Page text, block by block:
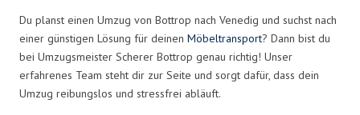
Du planst einen Umzug von Bottrop nach Venedig und suchst nach
einer günstigen Lösung für deinen Möbeltransport? Dann bist du
bei Umzugsmeister Scherer Bottrop genau richtig! Unser
erfahrenes Team steht dir zur Seite und sorgt dafür, dass dein
Umzug reibungslos und stressfrei abläuft.